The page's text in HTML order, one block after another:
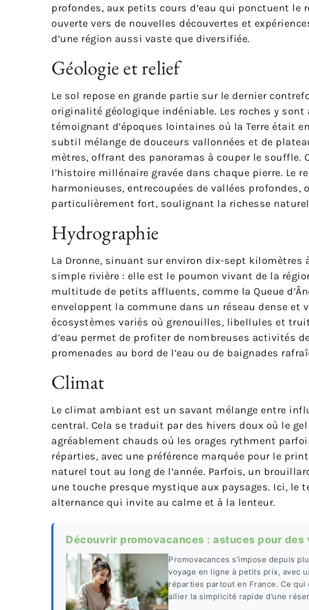
profondes, aux petits cours d’eau qui ponctuent
ouverte vers de nouvelles découvertes et
d’une région aussi vaste que diversifiée.
Géologie et relief
Le sol repose en grande partie sur le dernier
originalité géologique indéniable. Les roches y
témoignant d’époques lointaines où la Terre était
subtil mélange de douceurs vallonnées et de
mètres, offrant des panoramas à couper le souffle.
l’histoire millénaire gravée dans chaque pierre. Le
harmonieuses, entrecoupées de vallées profondes,
particulièrement fort, soulignant la richesse
Hydrographie
La Dronne, sinuant sur environ dix-sept kilomètres
simple rivière : elle est le poumon vivant de la
multitude de petits affluents, comme la Queue
enveloppent la commune dans un réseau dense et
écosystèmes variés où grenouilles, libellules et
d’eau permet de profiter de nombreuses activités
promenades au bord de l’eau ou de baignades
Climat
Le climat ambiant est un savant mélange entre
central. Cela se traduit par des hivers doux où le
agréablement chauds où les orages rythment
réparties, avec une préférence marquée pour le
naturel tout au long de l’année. Parfois, un
une touche presque mystique aux paysages. Ici, le
alternance qui invite au calme et à la lenteur.
Découvrir promovacances : astuces pour des
Promovacances s’impose depuis
voyage en ligne à petits prix, avec
réparties partout en France. Ce qui
allier la simplicité rapide d’une